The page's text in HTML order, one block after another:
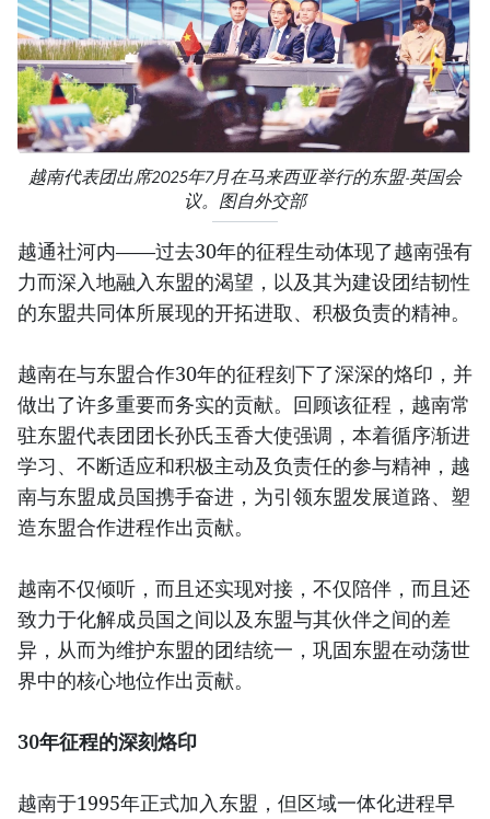
越南代表团出席2025年7月在马来西亚举行的东盟-英国会
议。图自外交部
越通社河内——过去30年的征程生动体现了越南强有
力而深入地融入东盟的渴望，以及其为建设团结韧性
的东盟共同体所展现的开拓进取、积极负责的精神。
越南在与东盟合作30年的征程刻下了深深的烙印，并
做出了许多重要而务实的贡献。回顾该征程，越南常
驻东盟代表团团长孙氏玉香大使强调，本着循序渐进
学习、不断适应和积极主动及负责任的参与精神，越
南与东盟成员国携手奋进，为引领东盟发展道路、塑
造东盟合作进程作出贡献。
越南不仅倾听，而且还实现对接，不仅陪伴，而且还
致力于化解成员国之间以及东盟与其伙伴之间的差
异，从而为维护东盟的团结统一，巩固东盟在动荡世
界中的核心地位作出贡献。
30年征程的深刻烙印
越南于1995年正式加入东盟，但区域一体化进程早